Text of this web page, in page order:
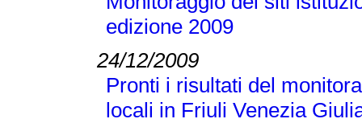
edizione 2009
24/12/2009
Pronti i risultati del
locali in Friuli Venezia